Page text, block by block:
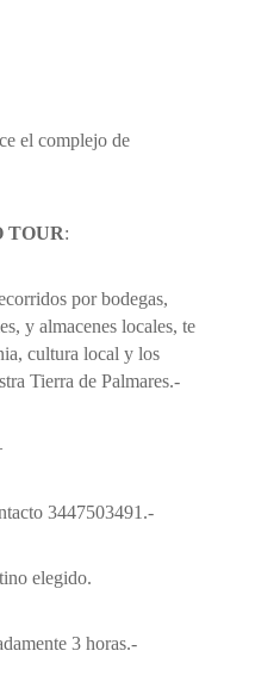
el complejo de
TOUR:
por bodegas,
y almacenes locales, te
cultura local y los
Tierra de Palmares.-
3447503491.-
elegido.
3 horas.-